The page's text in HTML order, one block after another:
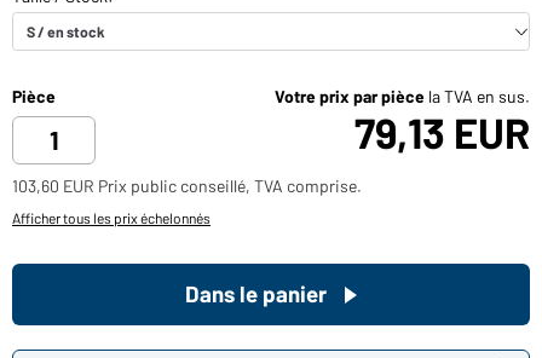
Pièce Votre prix par pièce la TVA en sus.
79,13 EUR
103,60 EUR Prix public conseillé, TVA comprise.
Afficher tous les prix échelonnés
Dans le panier